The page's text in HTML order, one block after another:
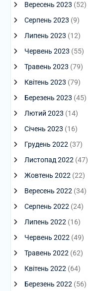
Вересень 2023 (52)
Серпень 2023 (9)
Липень 2023 (12)
Червень 2023 (55)
Травень 2023 (79)
Квітень 2023 (79)
Березень 2023 (45)
Лютий 2023 (14)
Січень 2023 (16)
Грудень 2022 (37)
Листопад 2022 (47)
Жовтень 2022 (22)
Вересень 2022 (34)
Серпень 2022 (24)
Липень 2022 (16)
Червень 2022 (49)
Травень 2022 (62)
Квітень 2022 (64)
Березень 2022 (56)